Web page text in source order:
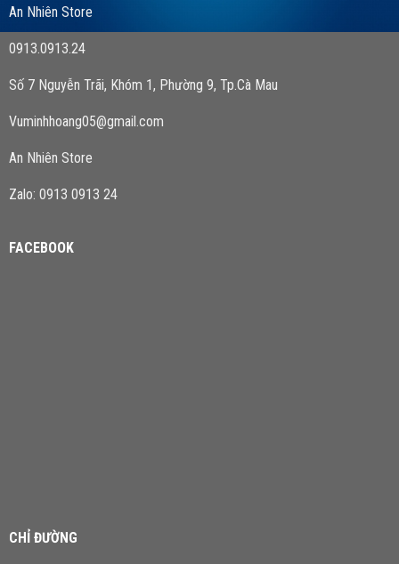
An Nhiên Store
0913.0913.24
Số 7 Nguyễn Trãi, Khóm 1, Phường 9, Tp.Cà Mau
Vuminhhoang05@gmail.com
An Nhiên Store
Zalo: 0913 0913 24
FACEBOOK
CHỈ ĐƯỜNG